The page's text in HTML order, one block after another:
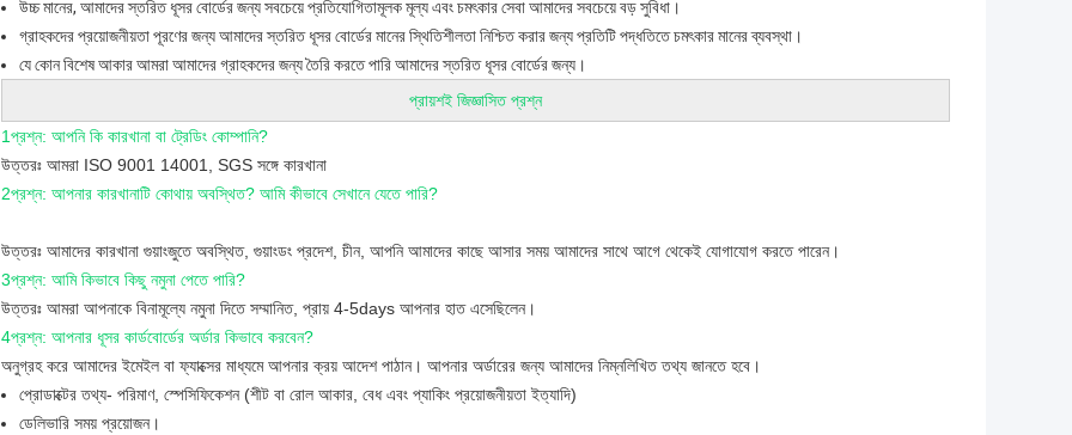
উচ্চ মানের, আমাদের স্তরিত ধূসর বোর্ডের জন্য সবচেয়ে প্রতিযোগিতামূলক মূল্য এবং চমৎকার সেবা আমাদের সবচেয়ে বড় সুবিধা।
গ্রাহকদের প্রয়োজনীয়তা পূরণের জন্য আমাদের স্তরিত ধূসর বোর্ডের মানের স্থিতিশীলতা নিশ্চিত করার জন্য প্রতিটি পদ্ধতিতে চমৎকার মানের ব্যবস্থা।
যে কোন বিশেষ আকার আমরা আমাদের গ্রাহকদের জন্য তৈরি করতে পারি আমাদের স্তরিত ধূসর বোর্ডের জন্য।
প্রায়শই জিজ্ঞাসিত প্রশ্ন
1প্রশ্ন: আপনি কি কারখানা বা ট্রেডিং কোম্পানি?
উত্তরঃ আমরা ISO 9001 14001, SGS সঙ্গে কারখানা
2প্রশ্ন: আপনার কারখানাটি কোথায় অবস্থিত? আমি কীভাবে সেখানে যেতে পারি?
উত্তরঃ আমাদের কারখানা গুয়াংজুতে অবস্থিত, গুয়াংডং প্রদেশ, চীন, আপনি আমাদের কাছে আসার সময় আমাদের সাথে আগে থেকেই যোগাযোগ করতে পারেন।
3প্রশ্ন: আমি কিভাবে কিছু নমুনা পেতে পারি?
উত্তরঃ আমরা আপনাকে বিনামূল্যে নমুনা দিতে সম্মানিত, প্রায় 4-5days আপনার হাত এসেছিলেন।
4প্রশ্ন: আপনার ধূসর কার্ডবোর্ডের অর্ডার কিভাবে করবেন?
অনুগ্রহ করে আমাদের ইমেইল বা ফ্যাক্সের মাধ্যমে আপনার ক্রয় আদেশ পাঠান। আপনার অর্ডারের জন্য আমাদের নিম্নলিখিত তথ্য জানতে হবে।
প্রোডাক্টের তথ্য- পরিমাণ, স্পেসিফিকেশন (শীট বা রোল আকার, বেধ এবং প্যাকিং প্রয়োজনীয়তা ইত্যাদি)
ডেলিভারি সময় প্রয়োজন।